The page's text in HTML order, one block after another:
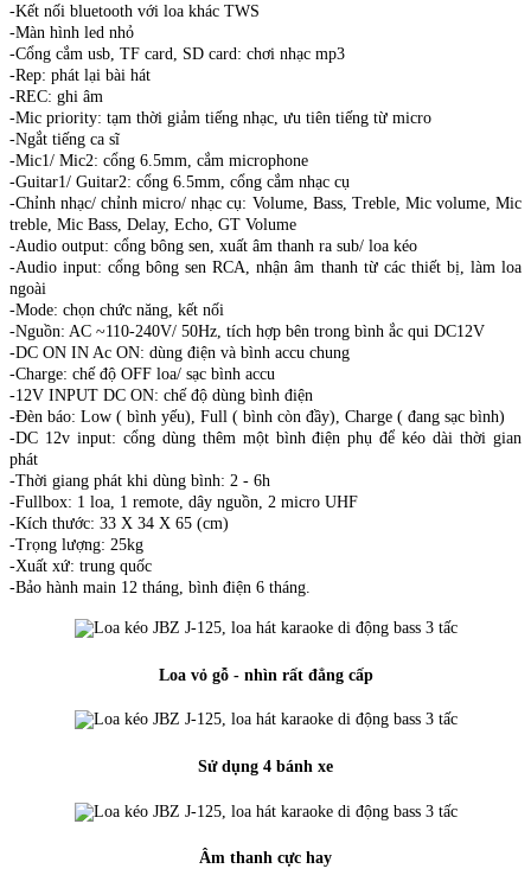
-Kết nối bluetooth với loa khác TWS
-Màn hình led nhỏ
-Cổng cắm usb, TF card, SD card: chơi nhạc mp3
-Rep: phát lại bài hát
-REC: ghi âm
-Mic priority: tạm thời giảm tiếng nhạc, ưu tiên tiếng từ micro
-Ngắt tiếng ca sĩ
-Mic1/ Mic2: cổng 6.5mm, cắm microphone
-Guitar1/ Guitar2: cổng 6.5mm, cổng cắm nhạc cụ
-Chỉnh nhạc/ chỉnh micro/ nhạc cụ: Volume, Bass, Treble, Mic volume, Mic
treble, Mic Bass, Delay, Echo, GT Volume
-Audio output: cổng bông sen, xuất âm thanh ra sub/ loa kéo
-Audio input: cổng bông sen RCA, nhận âm thanh từ các thiết bị, làm loa
ngoài
-Mode: chọn chức năng, kết nối
-Nguồn: AC ~110-240V/ 50Hz, tích hợp bên trong bình ắc qui DC12V
-DC ON IN Ac ON: dùng điện và bình accu chung
-Charge: chế độ OFF loa/ sạc bình accu
-12V INPUT DC ON: chế độ dùng bình điện
-Đèn báo: Low ( bình yếu), Full ( bình còn đầy), Charge ( đang sạc bình)
-DC 12v input: cổng dùng thêm một bình điện phụ để kéo dài thời gian
phát
-Thời giang phát khi dùng bình: 2 - 6h
-Fullbox: 1 loa, 1 remote, dây nguồn, 2 micro UHF
-Kích thước: 33 X 34 X 65 (cm)
-Trọng lượng: 25kg
-Xuất xứ: trung quốc
-Bảo hành main 12 tháng, bình điện 6 tháng.
Loa vỏ gỗ - nhìn rất đẳng cấp
Sử dụng 4 bánh xe
Âm thanh cực hay